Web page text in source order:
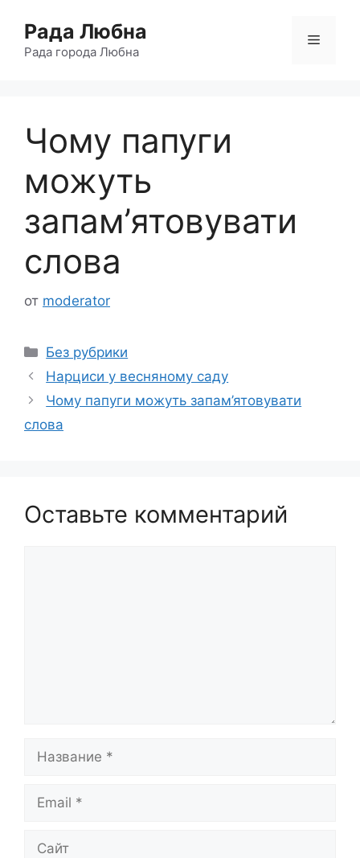
содержимому
Рада Любна
Рада города Любна
Меню
Чому папуги
можуть
запам’ятовувати
слова
от moderator
Рубрики
Без рубрики
Нарциси у весняному саду
Чому папуги можуть запам’ятовувати
слова
Оставьте комментарий